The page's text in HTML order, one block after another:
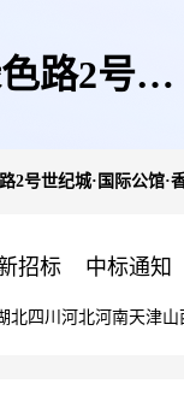
路2号世
2号世纪城·国际公馆·
招标 中标通知
北四川 河北河南天津山